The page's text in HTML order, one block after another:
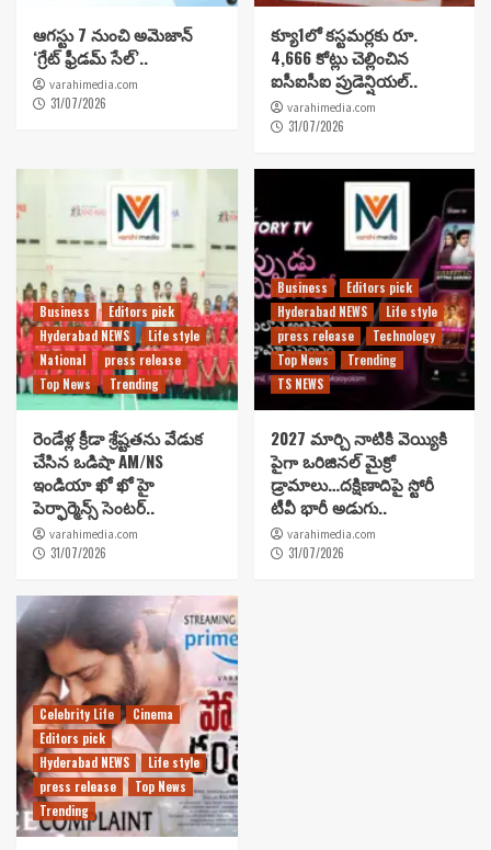
ఆగస్టు 7 నుంచి అమెజాన్
‘గ్రేట్ ఫ్రీడమ్ సేల్’..
varahimedia.com
31/07/2026
క్యూ1లో కస్టమర్లకు రూ.
4,666 కోట్లు చెల్లించిన
ఐసీఐసీఐ ప్రుడెన్షియల్..
varahimedia.com
31/07/2026
Business
Editors pick
Hyderabad NEWS
Life style
National
press release
Top News
Trending
రెండేళ్ల క్రీడా శ్రేష్టతను వేడుక
చేసిన ఒడిషా AM/NS
ఇండియా ఖో ఖో హై
పెర్ఫార్మెన్స్ సెంటర్..
varahimedia.com
31/07/2026
Business
Editors pick
Hyderabad NEWS
Life style
press release
Technology
Top News
Trending
TS NEWS
2027 మార్చి నాటికి వెయ్యికి
పైగా ఒరిజినల్ మైక్రో
డ్రామాలు…దక్షిణాదిపై స్టోరీ
టీవీ భారీ అడుగు..
varahimedia.com
31/07/2026
Celebrity Life
Cinema
Editors pick
Hyderabad NEWS
Life style
press release
Top News
Trending